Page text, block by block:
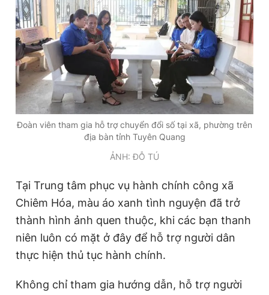
Đoàn viên tham gia hỗ trợ chuyển đổi số tại xã, phường trên
địa bàn tỉnh Tuyên Quang
ẢNH: ĐỖ TÚ
Tại Trung tâm phục vụ hành chính công xã
Chiêm Hóa, màu áo xanh tình nguyện đã trở
thành hình ảnh quen thuộc, khi các bạn thanh
niên luôn có mặt ở đây để hỗ trợ người dân
thực hiện thủ tục hành chính.
Không chỉ tham gia hướng dẫn, hỗ trợ người